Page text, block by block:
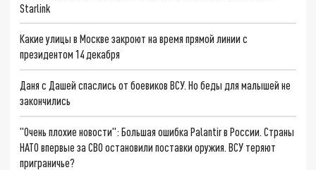
Starlink
Какие улицы в Москве закроют на время прямой линии с
президентом 14 декабря
Даня с Дашей спаслись от боевиков ВСУ. Но беды для малышей не
закончились
"Очень плохие новости": Большая ошибка Palantir в России. Страны
НАТО впервые за СВО остановили поставки оружия. ВСУ теряют
приграничье?